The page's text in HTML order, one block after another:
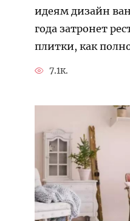
идеям дизайн
года затронет
плитки, как
7.1к.